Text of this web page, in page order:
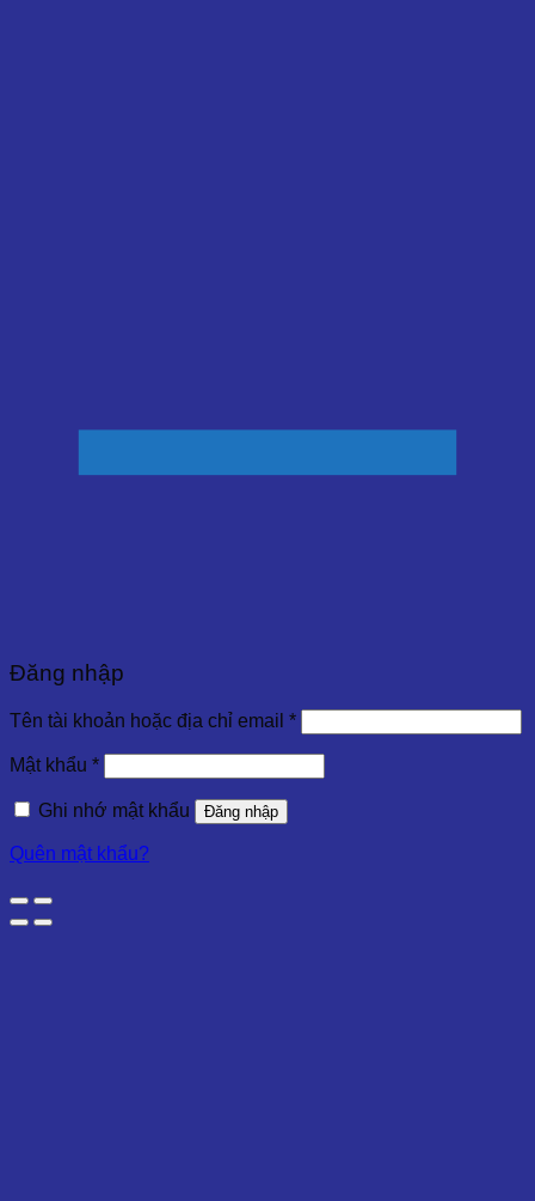
Đăng nhập
Tên tài khoản hoặc địa chỉ email *
Mật khẩu *
Ghi nhớ mật khẩu Đăng nhập
Quên mật khẩu?